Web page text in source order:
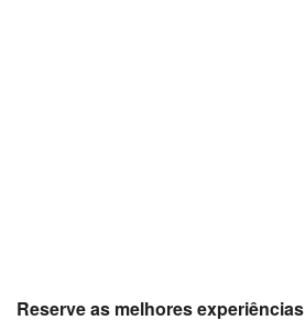
Reserve as melhores experiências